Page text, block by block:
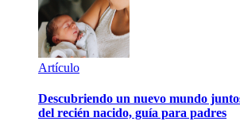
Artículo
Descubriendo un nuevo mundo
del recién nacido, guía para padres